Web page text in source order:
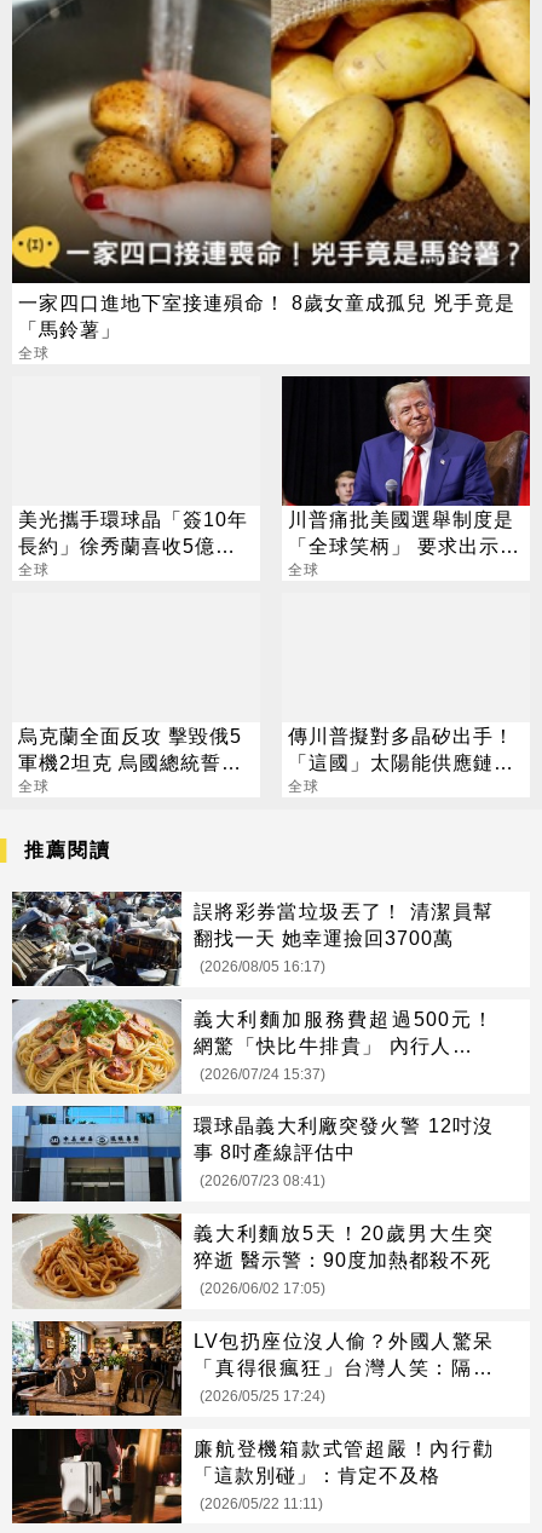
一家四口進地下室接連殞命！ 8歲女童成孤兒 兇手竟是
「馬鈴薯」
全球
美光攜手環球晶「簽10年
長約」徐秀蘭喜收5億美
金大禮
全球
川普痛批美國選舉制度是
「全球笑柄」 要求出示身
分證
全球
烏克蘭全面反攻 擊毀俄5
軍機2坦克 烏國總統誓
言：絕不放棄
全球
傳川普擬對多晶矽出手！
「這國」太陽能供應鏈恐
遭重擊
全球
推薦閱讀
誤將彩券當垃圾丟了！ 清潔員幫
翻找一天 她幸運撿回3700萬
(2026/08/05 16:17)
義大利麵加服務費超過500元！
網驚「快比牛排貴」 內行人說話
了
(2026/07/24 15:37)
環球晶義大利廠突發火警 12吋沒
事 8吋產線評估中
(2026/07/23 08:41)
義大利麵放5天！20歲男大生突
猝逝 醫示警：90度加熱都殺不死
(2026/06/02 17:05)
LV包扔座位沒人偷？外國人驚呆
「真得很瘋狂」台灣人笑：隔壁
會幫忙顧
(2026/05/25 17:24)
廉航登機箱款式管超嚴！內行勸
「這款別碰」：肯定不及格
(2026/05/22 11:11)